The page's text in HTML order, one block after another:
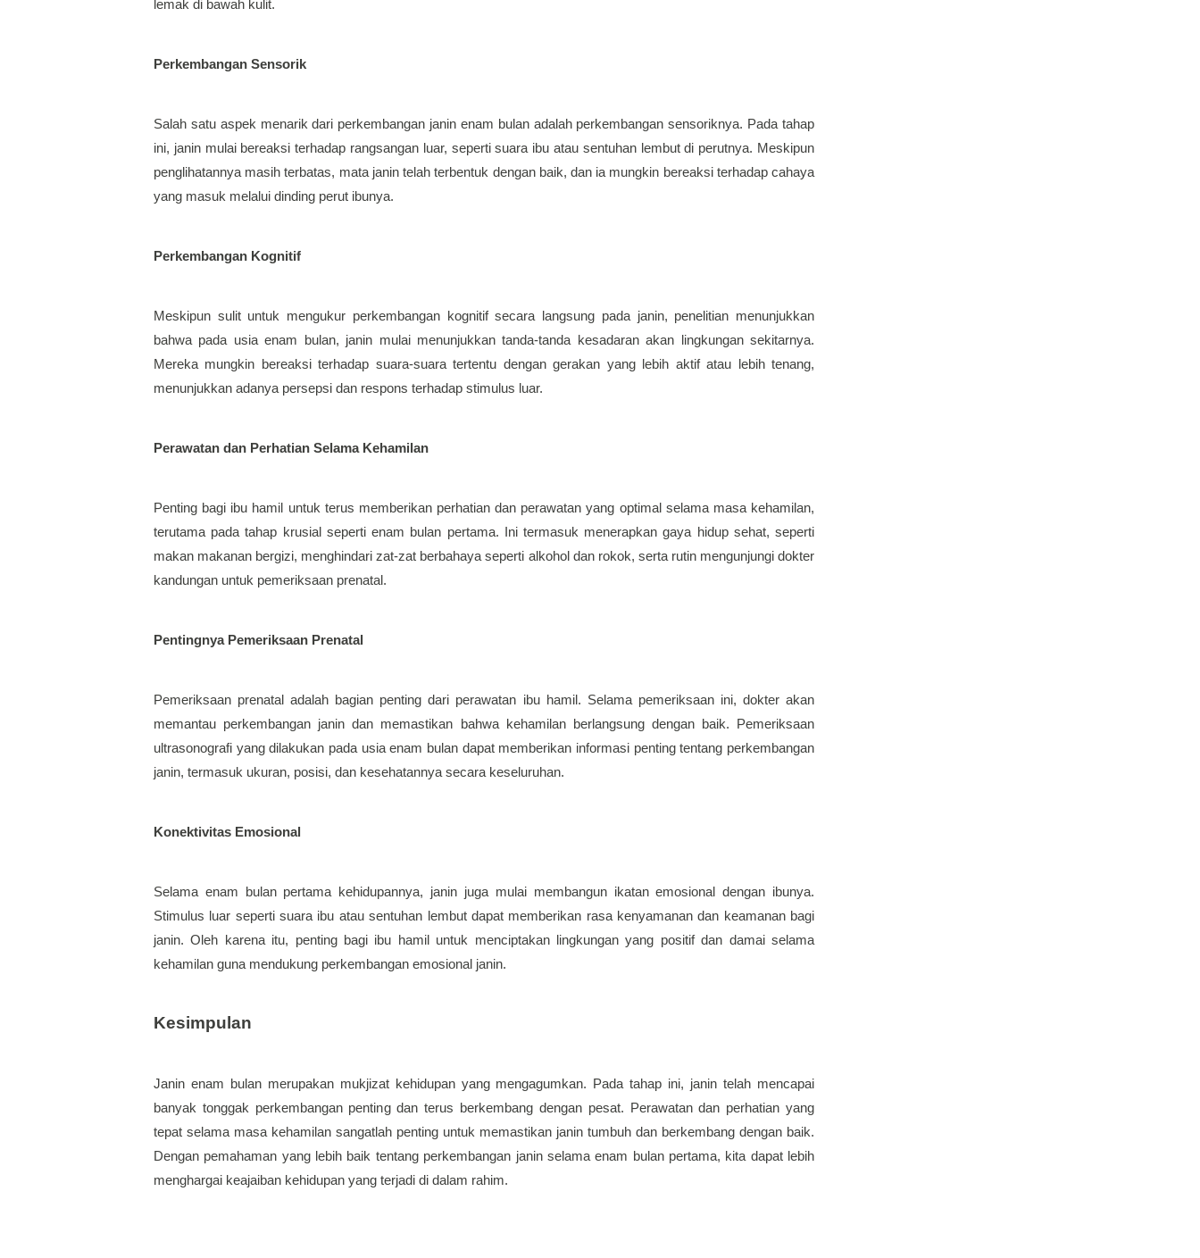
lemak di bawah kulit.
Perkembangan Sensorik
Salah satu aspek menarik dari perkembangan janin enam bulan adalah perkembangan sensoriknya. Pada tahap
ini, janin mulai bereaksi terhadap rangsangan luar, seperti suara ibu atau sentuhan lembut di perutnya. Meskipun
penglihatannya masih terbatas, mata janin telah terbentuk dengan baik, dan ia mungkin bereaksi terhadap cahaya
yang masuk melalui dinding perut ibunya.
Perkembangan Kognitif
Meskipun sulit untuk mengukur perkembangan kognitif secara langsung pada janin, penelitian menunjukkan
bahwa pada usia enam bulan, janin mulai menunjukkan tanda-tanda kesadaran akan lingkungan sekitarnya.
Mereka mungkin bereaksi terhadap suara-suara tertentu dengan gerakan yang lebih aktif atau lebih tenang,
menunjukkan adanya persepsi dan respons terhadap stimulus luar.
Perawatan dan Perhatian Selama Kehamilan
Penting bagi ibu hamil untuk terus memberikan perhatian dan perawatan yang optimal selama masa kehamilan,
terutama pada tahap krusial seperti enam bulan pertama. Ini termasuk menerapkan gaya hidup sehat, seperti
makan makanan bergizi, menghindari zat-zat berbahaya seperti alkohol dan rokok, serta rutin mengunjungi dokter
kandungan untuk pemeriksaan prenatal.
Pentingnya Pemeriksaan Prenatal
Pemeriksaan prenatal adalah bagian penting dari perawatan ibu hamil. Selama pemeriksaan ini, dokter akan
memantau perkembangan janin dan memastikan bahwa kehamilan berlangsung dengan baik. Pemeriksaan
ultrasonografi yang dilakukan pada usia enam bulan dapat memberikan informasi penting tentang perkembangan
janin, termasuk ukuran, posisi, dan kesehatannya secara keseluruhan.
Konektivitas Emosional
Selama enam bulan pertama kehidupannya, janin juga mulai membangun ikatan emosional dengan ibunya.
Stimulus luar seperti suara ibu atau sentuhan lembut dapat memberikan rasa kenyamanan dan keamanan bagi
janin. Oleh karena itu, penting bagi ibu hamil untuk menciptakan lingkungan yang positif dan damai selama
kehamilan guna mendukung perkembangan emosional janin.
Kesimpulan
Janin enam bulan merupakan mukjizat kehidupan yang mengagumkan. Pada tahap ini, janin telah mencapai
banyak tonggak perkembangan penting dan terus berkembang dengan pesat. Perawatan dan perhatian yang
tepat selama masa kehamilan sangatlah penting untuk memastikan janin tumbuh dan berkembang dengan baik.
Dengan pemahaman yang lebih baik tentang perkembangan janin selama enam bulan pertama, kita dapat lebih
menghargai keajaiban kehidupan yang terjadi di dalam rahim.